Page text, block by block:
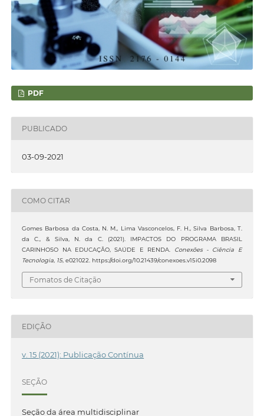
PDF
PUBLICADO
03-09-2021
COMO CITAR
Gomes Barbosa da Costa, N. M., Lima Vasconcelos, F. H., Silva Barbosa, T.
da C., & Silva, N. da C. (2021). IMPACTOS DO PROGRAMA BRASIL
CARINHOSO NA EDUCAÇÃO, SAÚDE E RENDA.
Conexões - Ciência E
Tecnologia, 15, e021022. https://doi.org/10.21439/conexoes.v15i0.2098
Fomatos de Citação
EDIÇÃO
v. 15 (2021): Publicação Contínua
SEÇÃO
Seção da área multidisciplinar